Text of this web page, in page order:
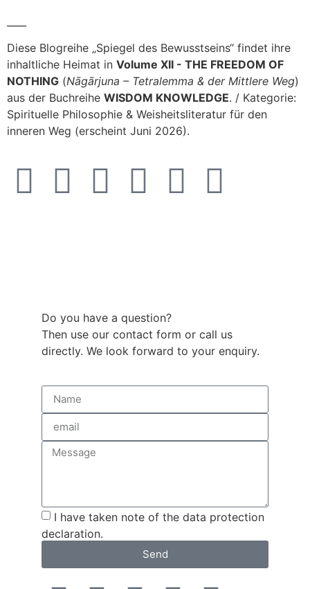
Diese Blogreihe „Spiegel des Bewusstseins“ findet ihre
inhaltliche Heimat in Volume XII - THE FREEDOM OF
NOTHING (Nāgārjuna – Tetralemma & der Mittlere Weg)
aus der Buchreihe WISDOM KNOWLEDGE. / Kategorie:
Spirituelle Philosophie & Weisheitsliteratur für den
inneren Weg (erscheint Juni 2026).
Do you have a question?
Then use our contact form or call us
directly. We look forward to your enquiry.
I have taken note of the data protection
declaration.
Send